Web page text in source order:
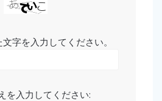
字を入力してください。
を入力してください: